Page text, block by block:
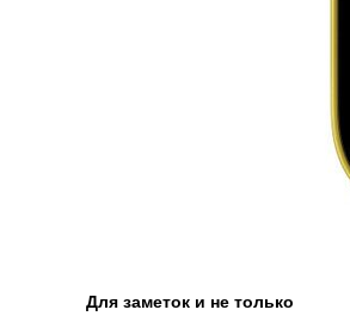
Для заметок и не только